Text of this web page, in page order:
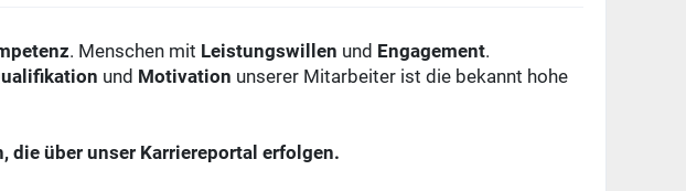
. Menschen mit Leistungswillen und Engagement.
und Motivation unserer Mitarbeiter ist die bekannt hohe
die über unser Karriereportal erfolgen.